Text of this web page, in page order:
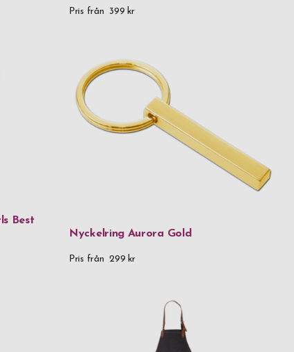
Pris från 399 kr
Best
Nyckelring Aurora Gold
Pris från 299 kr